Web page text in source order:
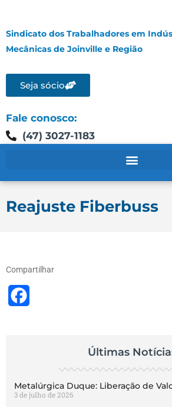
Sindicato dos Trabalhadores em
Mecânicas de Joinville e Região
Seja sócio
Fale conosco:
(47) 3027-1183
Reajuste Fiberbuss
Compartilhar
Últimas
Metalúrgica Duque: Liberação de
3 de julho de 2026